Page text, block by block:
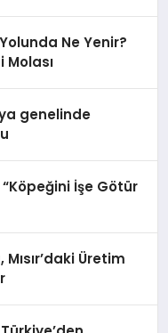
Ne Yenir?
Molası
genelinde
İşe Götür
Üretim